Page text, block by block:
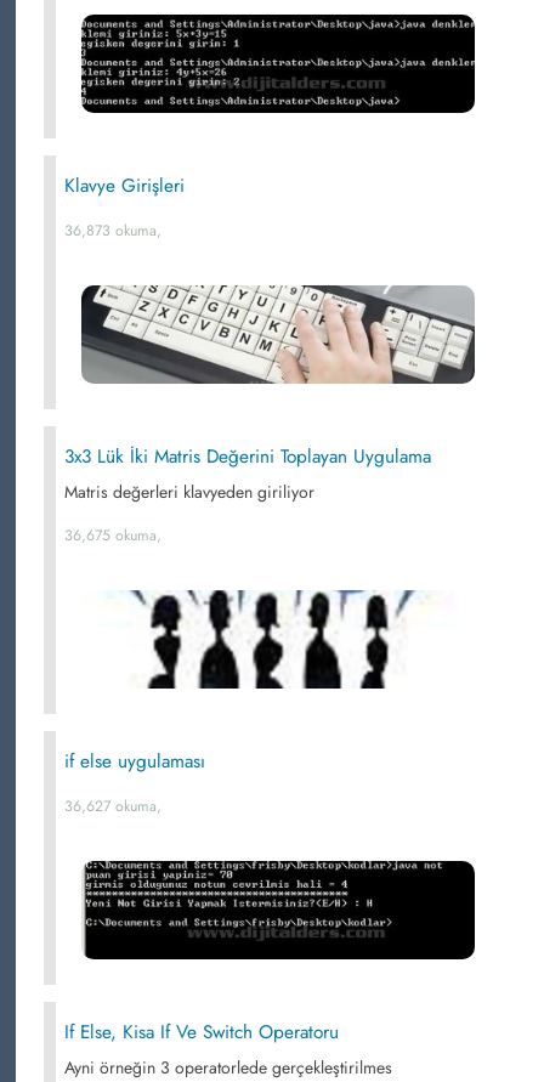
Klavye Girişleri
36,873 okuma,
3x3 Lük İki Matris Değerini Toplayan Uygulama
Matris değerleri klavyeden giriliyor
36,675 okuma,
if else uygulaması
36,627 okuma,
If Else, Kisa If Ve Switch Operatoru
Ayni örneğin 3 operatorlede gerçekleştirilmes